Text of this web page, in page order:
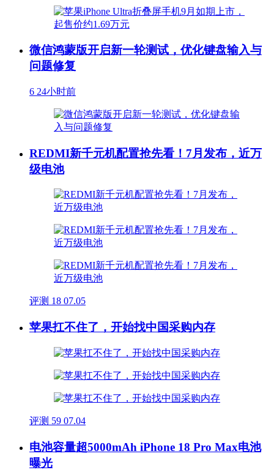
微信鸿蒙版开启新一轮测试，优化键盘输入与
问题修复
6 24小时前
REDMI新千元机配置抢先看！7月发布，近万
级电池
评测 18 07.05
苹果扛不住了，开始找中国采购内存
评测 59 07.04
电池容量超5000mAh iPhone 18 Pro Max电池
曝光